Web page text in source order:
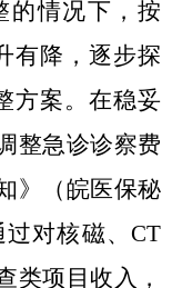
的情况下，按
有降，逐步探
方案。在稳妥
整急诊诊察费
》（皖医保秘
过对核磁、CT
类项目收入，